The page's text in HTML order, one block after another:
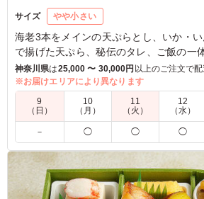
サイズ やや小さい
海老3本をメインの天ぷらとし、いか・
で揚げた天ぷら、秘伝のタレ、ご飯の一
るリーズナブルな天丼弁当です。
5.0 松が谷四丁目本町会
味付けも丁度いいし、エビも3本入っ
ったと思います。エビが3本入って居
知れません。2本だとちょっと考えた
ない。色々考えて、美味しいお弁当を
お願い致します。
神奈川県は25,000 〜 30,000円 以上のご注文で
※お届けエリアにより異なります
9
（日）
10
（月）
11
（火）
12
（水）
－ ◯ ◯ ◯